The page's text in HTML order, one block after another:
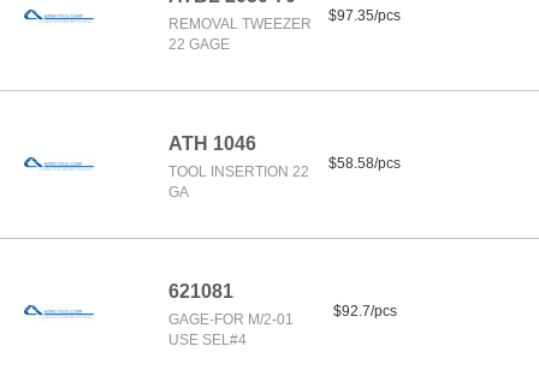
REMOVAL TWEEZER
22 GAGE
$97.35/pcs
ATH 1046
TOOL INSERTION 22
GA
$58.58/pcs
621081
GAGE-FOR M/2-01
USE SEL#4
$92.7/pcs